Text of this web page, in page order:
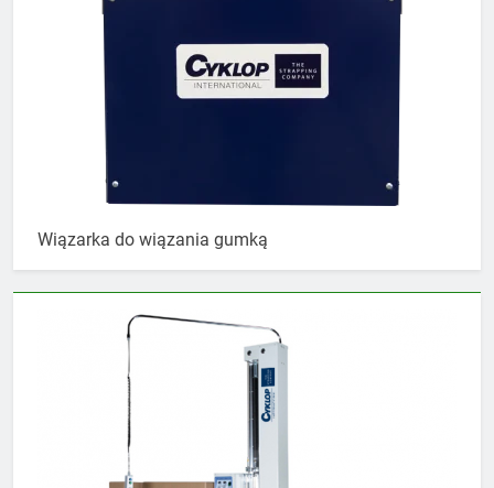
Wiązarka do wiązania gumką